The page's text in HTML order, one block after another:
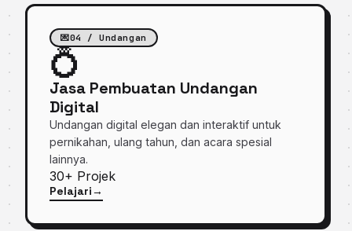
💌04 / Undangan
💍
Jasa Pembuatan Undangan
Digital
Undangan digital elegan dan interaktif untuk
pernikahan, ulang tahun, dan acara spesial
lainnya.
30+ Projek
Pelajari
tentang Jasa Pembuatan Undangan Digital
→